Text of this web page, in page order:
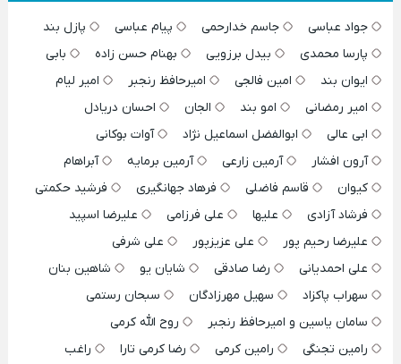
جواد عباسی جاسم خدارحمی پیام عباسی
پازل بند
پارسا محمدی
بیدل برزویی بهنام حسن زاده
بابی
ایوان بند
امین فالجی امیرحافظ رنجبر
امیر لیام
امیر رمضانی
امو بند الجان
احسان دریادل
ابی عالی
ابوالفضل اسماعیل نژاد
آوات بوکانی
آرون افشار
آرمین زارعی آرمین برمایه
آبراهام
کیوان
قاسم فاضلی فرهاد جهانگیری
فرشید حکمتی
فرشاد آزادی
علیها علی فرزامی
علیرضا اسپید
علیرضا رحیم پور
علی عزیزپور
علی شرفی
علی احمدیانی
رضا صادقی شایان یو
شاهین بنان
سهراب پاکزاد
سهیل مهرزادگان
سبحان رستمی
سامان یاسین و امیرحافظ رنجبر
روح الله کرمی
رامین تجنگی
رامین کرمی رضا کرمی تارا
راغب